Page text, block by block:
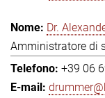
Dr.
Amministratore di
+39 06